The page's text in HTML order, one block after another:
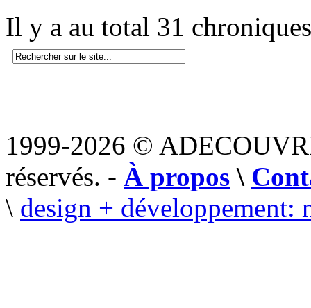
Il y a au total 31 chroniques
1999-2026 ©
réservés. - À propos \
\ design + développement: